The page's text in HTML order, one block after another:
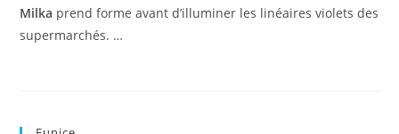
Milka prend forme avant d’illuminer les linéaires violets des
supermarchés. …